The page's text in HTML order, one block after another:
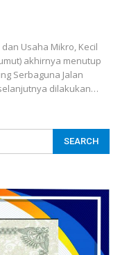
dan Usaha Mikro, Kecil
akhirnya menutup
Serbaguna Jalan
dilakukan…